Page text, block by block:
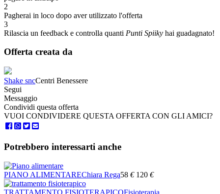
2
Pagherai in loco dopo aver utilizzato l'offerta
3
Rilascia un feedback e controlla quanti Punti Spiiky hai guadagnato!
Offerta creata da
Shake sncCentri Benessere
Segui
Messaggio
Condividi questa offerta
VUOI CONDIVIDERE QUESTA OFFERTA CON GLI AMICI?
Potrebbero interessarti anche
PIANO ALIMENTAREChiara Rega58 € 120 €
TRATTAMENTO FISIOTERAPICOFisioterapia